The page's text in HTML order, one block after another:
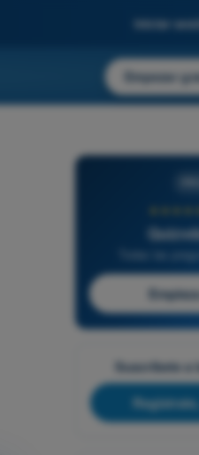
Iniciar
Empezar
Suscríbete a